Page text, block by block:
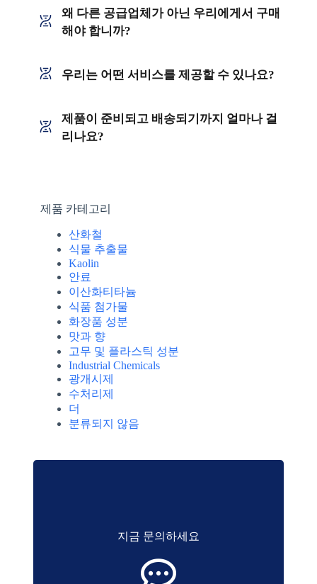
왜 다른 공급업체가 아닌 우리에게서 구매
해야 합니까?
우리는 어떤 서비스를 제공할 수 있나요?
제품이 준비되고 배송되기까지 얼마나 걸
리나요?
제품 카테고리
산화철
식물 추출물
Kaolin
안료
이산화티타늄
식품 첨가물
화장품 성분
맛과 향
고무 및 플라스틱 성분
Industrial Chemicals
광개시제
수처리제
더
분류되지 않음
지금 문의하세요